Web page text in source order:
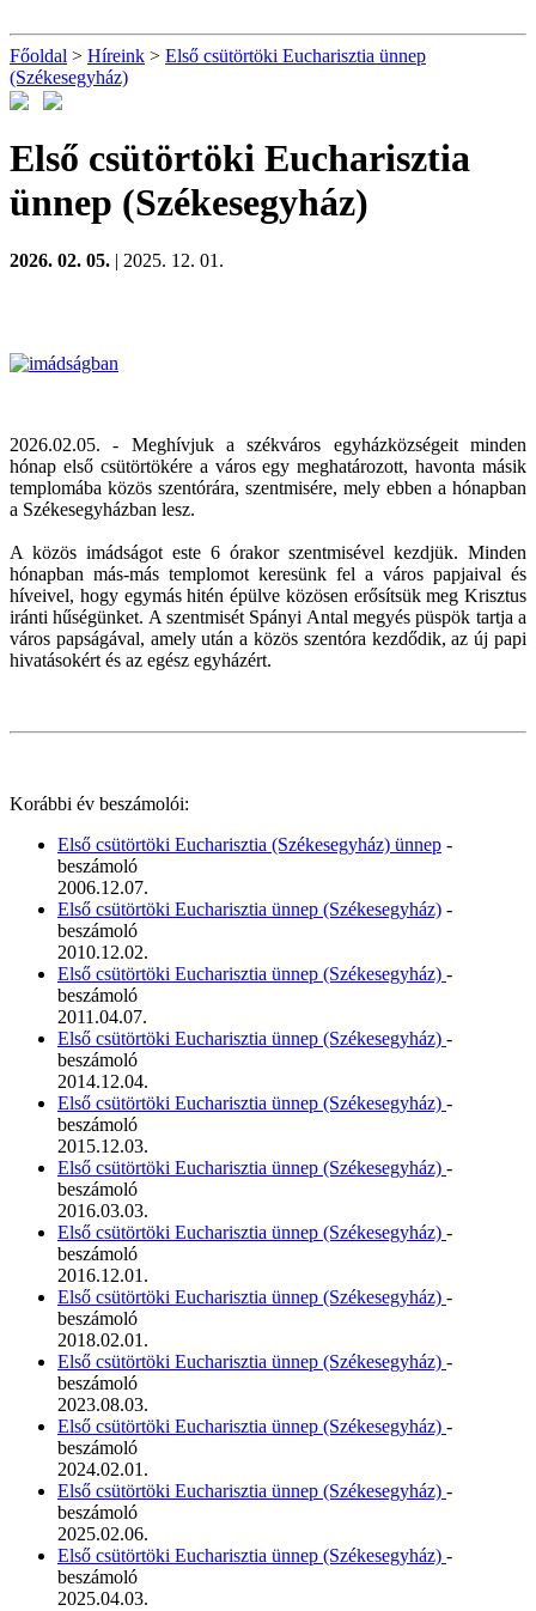
Főoldal > Híreink > Első csütörtöki Eucharisztia ünnep
(Székesegyház)
Első csütörtöki Eucharisztia
ünnep (Székesegyház)
2026. 02. 05. | 2025. 12. 01.
2026.02.05. - Meghívjuk a székváros egyházközségeit minden
hónap első csütörtökére a város egy meghatározott, havonta másik
templomába közös szentórára, szentmisére, mely ebben a hónapban
a Székesegyházban lesz.
A közös imádságot este 6 órakor szentmisével kezdjük. Minden
hónapban más-más templomot keresünk fel a város papjaival és
híveivel, hogy egymás hitén épülve közösen erősítsük meg Krisztus
iránti hűségünket. A szentmisét Spányi Antal megyés püspök tartja a
város papságával, amely után a közös szentóra kezdődik, az új papi
hivatásokért és az egész egyházért.
Korábbi év beszámolói:
Első csütörtöki Eucharisztia (Székesegyház) ünnep -
beszámoló
2006.12.07.
Első csütörtöki Eucharisztia ünnep (Székesegyház) -
beszámoló
2010.12.02.
Első csütörtöki Eucharisztia ünnep (Székesegyház) -
beszámoló
2011.04.07.
Első csütörtöki Eucharisztia ünnep (Székesegyház) -
beszámoló
2014.12.04.
Első csütörtöki Eucharisztia ünnep (Székesegyház) -
beszámoló
2015.12.03.
Első csütörtöki Eucharisztia ünnep (Székesegyház) -
beszámoló
2016.03.03.
Első csütörtöki Eucharisztia ünnep (Székesegyház) -
beszámoló
2016.12.01.
Első csütörtöki Eucharisztia ünnep (Székesegyház) -
beszámoló
2018.02.01.
Első csütörtöki Eucharisztia ünnep (Székesegyház) -
beszámoló
2023.08.03.
Első csütörtöki Eucharisztia ünnep (Székesegyház) -
beszámoló
2024.02.01.
Első csütörtöki Eucharisztia ünnep (Székesegyház) -
beszámoló
2025.02.06.
Első csütörtöki Eucharisztia ünnep (Székesegyház) -
beszámoló
2025.04.03.